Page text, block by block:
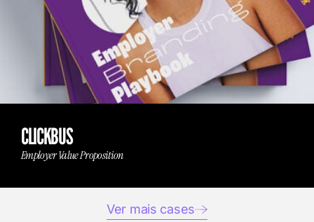
CLICKBUS
Employer Value Proposition
Ver mais cases